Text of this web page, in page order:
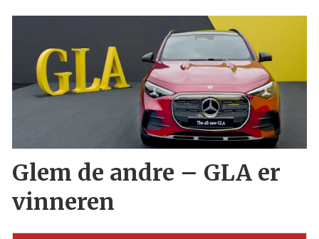
Glem de andre – GLA er
vinneren